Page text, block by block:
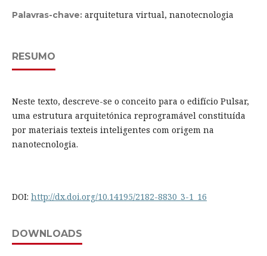
Palavras-chave: arquitetura virtual, nanotecnologia
RESUMO
Neste texto, descreve-se o conceito para o edifício Pulsar,
uma estrutura arquitetónica reprogramável constituída
por materiais texteis inteligentes com origem na
nanotecnologia.
DOI: http://dx.doi.org/10.14195/2182-8830_3-1_16
DOWNLOADS